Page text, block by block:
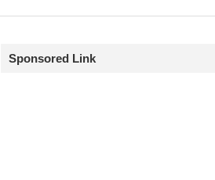
Sponsored Link